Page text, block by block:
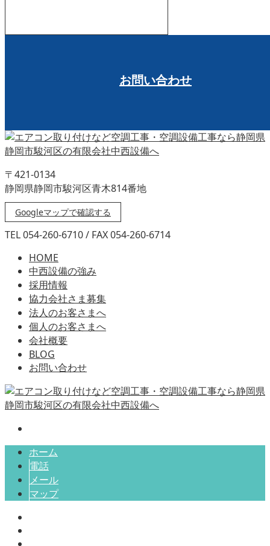
お問い合わせ
〒421-0134
静岡県静岡市駿河区青木814番地
Googleマップで確認する
TEL 054-260-6710 / FAX 054-260-6714
HOME
中西設備の強み
採用情報
協力会社さま募集
法人のお客さまへ
個人のお客さまへ
会社概要
BLOG
お問い合わせ
ホーム
電話
メール
マップ